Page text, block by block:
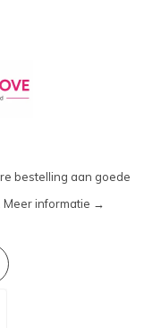
bestelling aan goede
Meer informatie →